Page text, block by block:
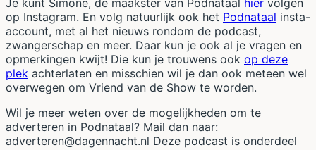
Je kunt Simone, de maakster van Podnataal hier volgen
op Instagram. En volg natuurlijk ook het Podnataal insta-
account, met al het nieuws rondom de podcast,
zwangerschap en meer. Daar kun je ook al je vragen en
opmerkingen kwijt! Die kun je trouwens ook op deze
plek achterlaten en misschien wil je dan ook meteen wel
overwegen om Vriend van de Show te worden.
Wil je meer weten over de mogelijkheden om te
adverteren in Podnataal? Mail dan naar:
adverteren@dagennacht.nl Deze podcast is onderdeel